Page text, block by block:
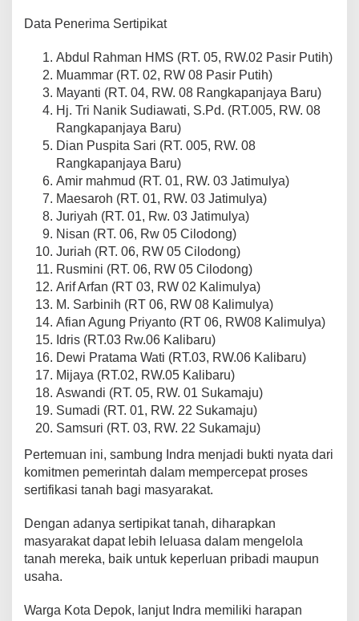
Data Penerima Sertipikat
Abdul Rahman HMS (RT. 05, RW.02 Pasir Putih)
Muammar (RT. 02, RW 08 Pasir Putih)
Mayanti (RT. 04, RW. 08 Rangkapanjaya Baru)
Hj. Tri Nanik Sudiawati, S.Pd. (RT.005, RW. 08
Rangkapanjaya Baru)
Dian Puspita Sari (RT. 005, RW. 08
Rangkapanjaya Baru)
Amir mahmud (RT. 01, RW. 03 Jatimulya)
Maesaroh (RT. 01, RW. 03 Jatimulya)
Juriyah (RT. 01, Rw. 03 Jatimulya)
Nisan (RT. 06, Rw 05 Cilodong)
Juriah (RT. 06, RW 05 Cilodong)
Rusmini (RT. 06, RW 05 Cilodong)
Arif Arfan (RT 03, RW 02 Kalimulya)
M. Sarbinih (RT 06, RW 08 Kalimulya)
Afian Agung Priyanto (RT 06, RW08 Kalimulya)
Idris (RT.03 Rw.06 Kalibaru)
Dewi Pratama Wati (RT.03, RW.06 Kalibaru)
Mijaya (RT.02, RW.05 Kalibaru)
Aswandi (RT. 05, RW. 01 Sukamaju)
Sumadi (RT. 01, RW. 22 Sukamaju)
Samsuri (RT. 03, RW. 22 Sukamaju)
Pertemuan ini, sambung Indra menjadi bukti nyata dari
komitmen pemerintah dalam mempercepat proses
sertifikasi tanah bagi masyarakat.
Dengan adanya sertipikat tanah, diharapkan
masyarakat dapat lebih leluasa dalam mengelola
tanah mereka, baik untuk keperluan pribadi maupun
usaha.
Warga Kota Depok, lanjut Indra memiliki harapan